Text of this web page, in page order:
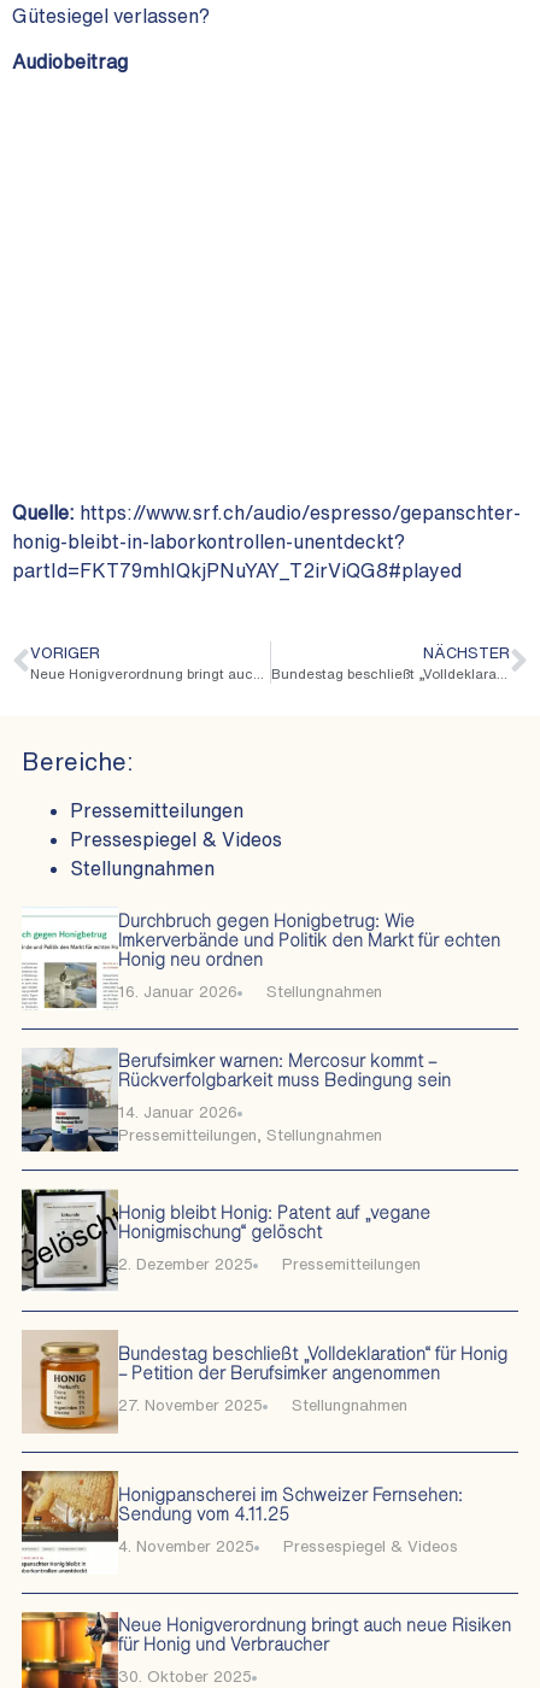
Gütesiegel verlassen?
Audiobeitrag
Quelle: https://www.srf.ch/audio/espresso/gepanschter-
honig-bleibt-in-laborkontrollen-unentdeckt?
partId=FKT79mhIQkjPNuYAY_T2irViQG8#played
VORIGER NÄCHSTER
Bereiche:
Pressemitteilungen
Pressespiegel & Videos
Stellungnahmen
Durchbruch gegen Honigbetrug: Wie
Imkerverbände und Politik den Markt für echten
Honig neu ordnen
16. Januar 2026 Stellungnahmen
Berufsimker warnen: Mercosur kommt –
Rückverfolgbarkeit muss Bedingung sein
14. Januar 2026
Pressemitteilungen
Stellungnahmen
Honig bleibt Honig: Patent auf „vegane
Honigmischung“ gelöscht
2. Dezember 2025 Pressemitteilungen
Bundestag beschließt „Volldeklaration“ für Honig
– Petition der Berufsimker angenommen
27. November 2025 Stellungnahmen
Honigpanscherei im Schweizer Fernsehen:
Sendung vom 4.11.25
4. November 2025 Pressespiegel & Videos
Neue Honigverordnung bringt auch neue Risiken
für Honig und Verbraucher
30. Oktober 2025